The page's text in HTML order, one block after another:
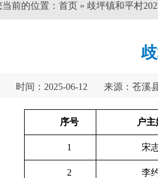
当前的位置： 首页 » 歧坪镇和平村
时间：2025-06-12 来源：苍溪
序号 户主
1 宋
2 李